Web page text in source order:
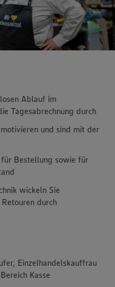
Ablauf im
Tagesabrechnung durch
und sind mit der
Bestellung sowie für
wickeln Sie
durch
Einzelhandelskauffrau
Kasse